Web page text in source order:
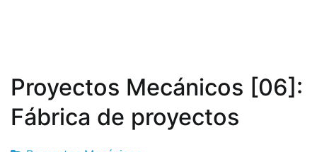
Proyectos Mecánicos [06]:
Fábrica de proyectos